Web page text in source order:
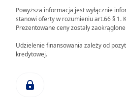
Powyższa informacja jest wyłącznie
stanowi oferty w rozumieniu art.66 § 1.
Prezentowane ceny zostały zaokrąglone
Udzielenie finansowania zależy od
kredytowej.